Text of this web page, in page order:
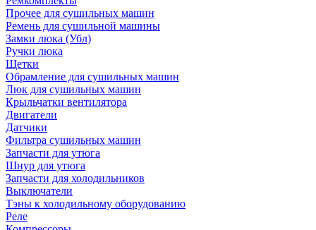
Прочее для сушильных машин
Ремень для сушильной машины
Замки люка (Убл)
Ручки люка
Щетки
Обрамление для сушильных машин
Люк для сушильных машин
Крыльчатки вентилятора
Двигатели
Датчики
Фильтра сушильных машин
Запчасти для утюга
Шнур для утюга
Запчасти для холодильников
Выключатели
Тэны к холодильному оборудованию
Реле